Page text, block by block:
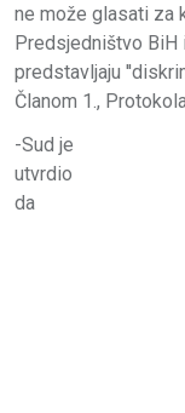
ne može glasati za
Predsjedništvo BiH
predstavljaju
Članom 1.,
-Sud je
utvrdio
da